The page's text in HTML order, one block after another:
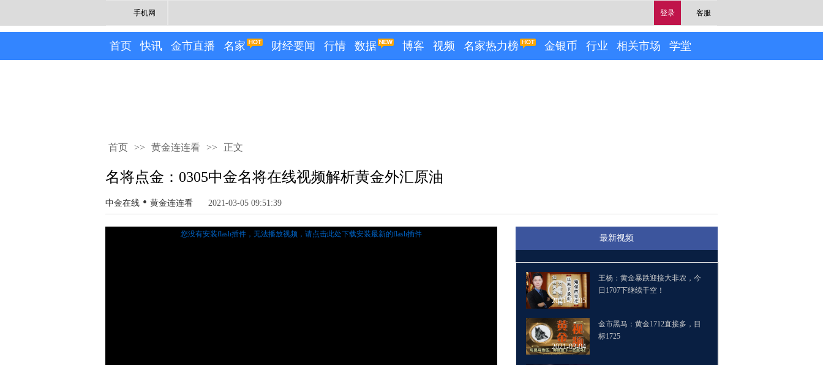
登录 客服
手机网
首页 快讯 金市直播 名家 财经要闻 行情 数据 博客 视频 名家热力榜 金银币 行业 相关市场 学堂
首页 >> 黄金连连看 >> 正文
名将点金：0305中金名将在线视频解析黄金外汇原油
中金在线 • 黄金连连看 2021-03-05 09:51:39
您没有安装flash插件，无法播放视频， 请点击此处下载安装最新的flash插件 最新视频
2021-03-05
王杨：黄金暴跌迎接大非农，今
日1707下继续干空！
2021-03-04
金市黑马：黄金1712直接多，目
标1725